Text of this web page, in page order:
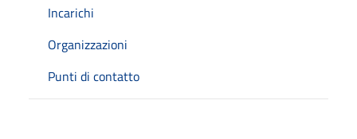
Incarichi
Organizzazioni
Punti di contatto